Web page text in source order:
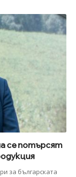
се потърсят
за българската